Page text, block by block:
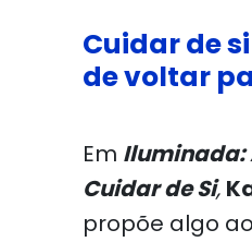
Cuidar de
de voltar
Em Iluminada:
Cuidar de Si,
propõe algo